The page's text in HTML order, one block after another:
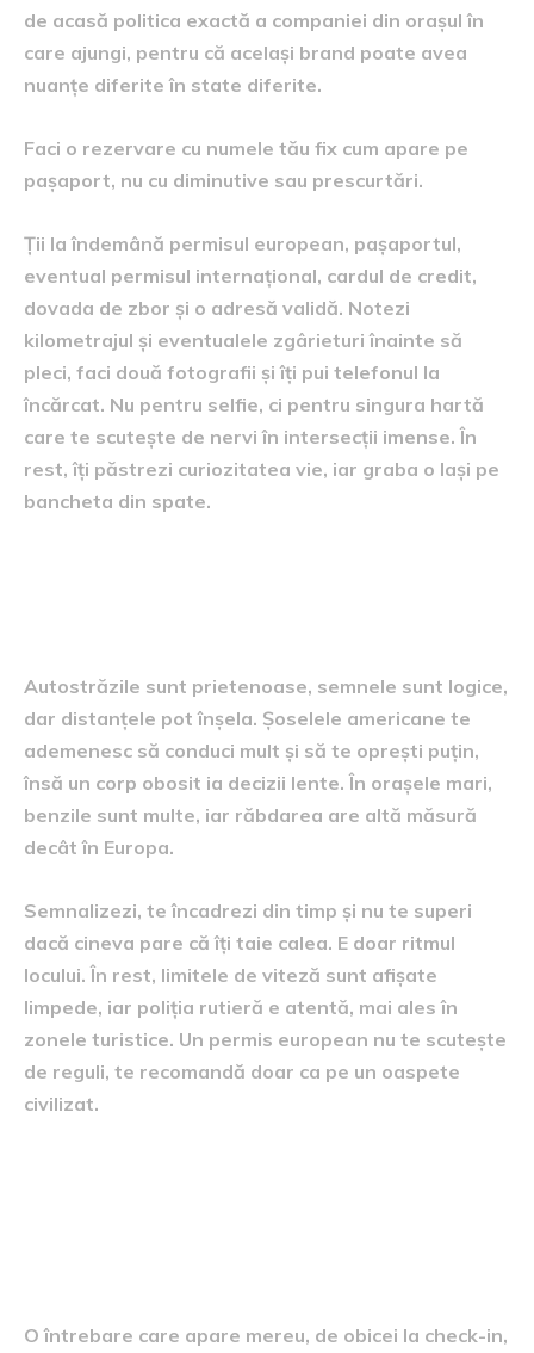
de acasă politica exactă a companiei din orașul în
care ajungi, pentru că același brand poate avea
nuanțe diferite în state diferite.
Faci o rezervare cu numele tău fix cum apare pe
pașaport, nu cu diminutive sau prescurtări.
Ții la îndemână permisul european, pașaportul,
eventual permisul internațional, cardul de credit,
dovada de zbor și o adresă validă. Notezi
kilometrajul și eventualele zgârieturi înainte să
pleci, faci două fotografii și îți pui telefonul la
încărcat. Nu pentru selfie, ci pentru singura hartă
care te scutește de nervi în intersecții imense. În
rest, îți păstrezi curiozitatea vie, iar graba o lași pe
bancheta din spate.
Autostrăzile sunt prietenoase, semnele sunt logice,
dar distanțele pot înșela. Șoselele americane te
ademenesc să conduci mult și să te oprești puțin,
însă un corp obosit ia decizii lente. În orașele mari,
benzile sunt multe, iar răbdarea are altă măsură
decât în Europa.
Semnalizezi, te încadrezi din timp și nu te superi
dacă cineva pare că îți taie calea. E doar ritmul
locului. În rest, limitele de viteză sunt afișate
limpede, iar poliția rutieră e atentă, mai ales în
zonele turistice. Un permis european nu te scutește
de reguli, te recomandă doar ca pe un oaspete
civilizat.
O întrebare care apare mereu, de obicei la check-in,